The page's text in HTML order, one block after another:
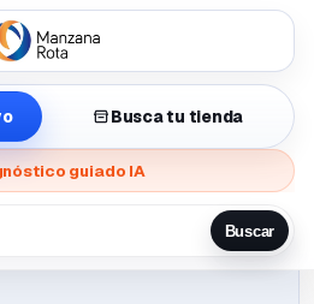
Busca tu tienda
guiado IA
Buscar